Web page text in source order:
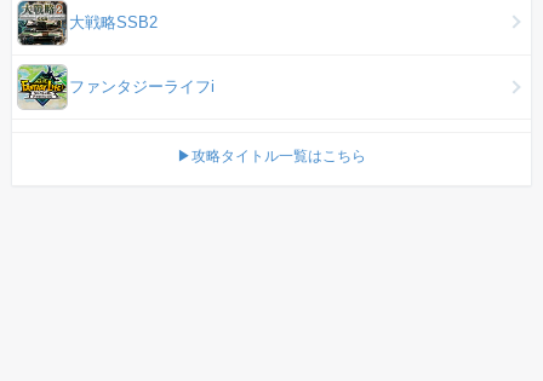
大戦略SSB2
ファンタジーライフi
▶攻略タイトル一覧はこちら